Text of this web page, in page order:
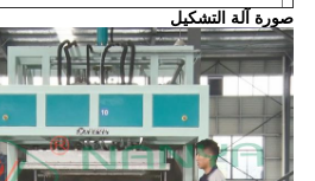
صورة آلة التشكيل